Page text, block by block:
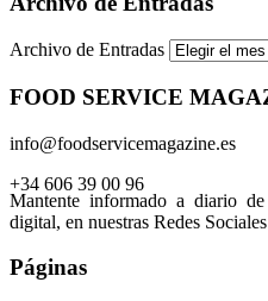
Archivo de Entradas
FOOD SERVICE
info@foodservicemagazine.es
+34 606 39 00 96
Mantente informado a diario
digital, en nuestras Redes Sociales
Páginas